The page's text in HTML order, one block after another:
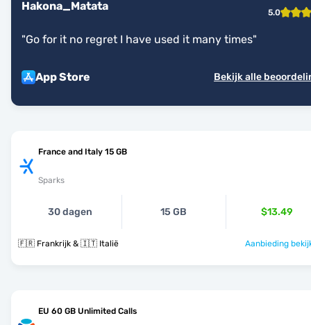
Hakona_Matata 5.0
"Go for it no regret I have used it many times"
App Store Bekijk alle
France and Italy 15 GB
Sparks
30 dagen 15 GB $13.49
🇫🇷 Frankrijk & 🇮🇹 Italië Aanbieding
EU 60 GB Unlimited Calls